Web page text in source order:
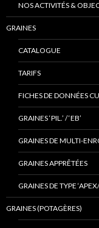
NOS ACTIVITÉS &
GRAINES
CATALOGUE
TARIFS
FICHES DE DONNÉES
GRAINES ‘PIL.’ / ‘EB’
GRAINES DE MULTI-
GRAINES APPRÊTÉES
GRAINES DE TYPE
GRAINES (POTAGÈRES)